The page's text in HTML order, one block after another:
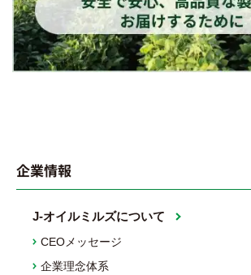
企業情報
J-オイルミルズについて
CEOメッセージ
企業理念体系